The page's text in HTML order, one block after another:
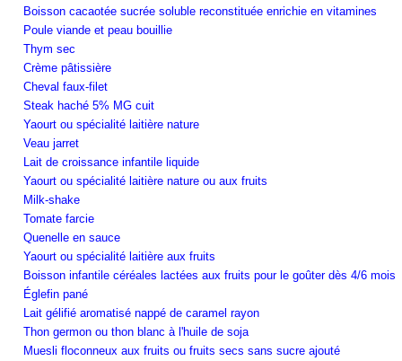
Boisson cacaotée sucrée soluble reconstituée enrichie en vitamines
Poule viande et peau bouillie
Thym sec
Crème pâtissière
Cheval faux-filet
Steak haché 5% MG cuit
Yaourt ou spécialité laitière nature
Veau jarret
Lait de croissance infantile liquide
Yaourt ou spécialité laitière nature ou aux fruits
Milk-shake
Tomate farcie
Quenelle en sauce
Yaourt ou spécialité laitière aux fruits
Boisson infantile céréales lactées aux fruits pour le goûter dès 4/6 mois
Églefin pané
Lait gélifié aromatisé nappé de caramel rayon
Thon germon ou thon blanc à l'huile de soja
Muesli floconneux aux fruits ou fruits secs sans sucre ajouté